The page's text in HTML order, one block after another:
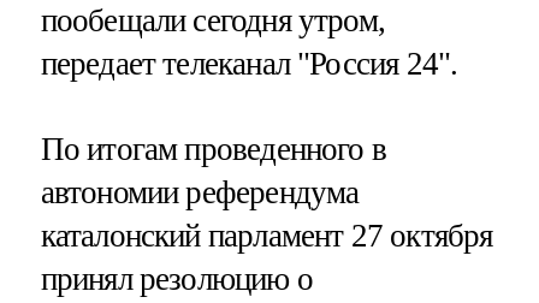
пообещали сегодня утром,
передает телеканал "Россия 24".
По итогам проведенного в
автономии референдума
каталонский парламент 27 октября
принял резолюцию о